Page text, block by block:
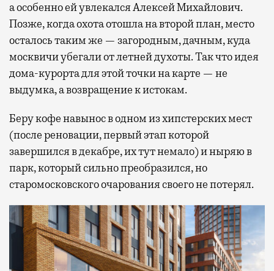
а особенно ей увлекался Алексей Михайлович.
Позже, когда охота отошла на второй план, место
осталось таким же — загородным, дачным, куда
москвичи убегали от летней духоты. Так что идея
дома-курорта для этой точки на карте — не
выдумка, а возвращение к истокам.
Беру кофе навынос в одном из хипстерских мест
(после реновации, первый этап которой
завершился в декабре, их тут немало) и ныряю в
парк, который сильно преобразился, но
старомосковского очарования своего не потерял.